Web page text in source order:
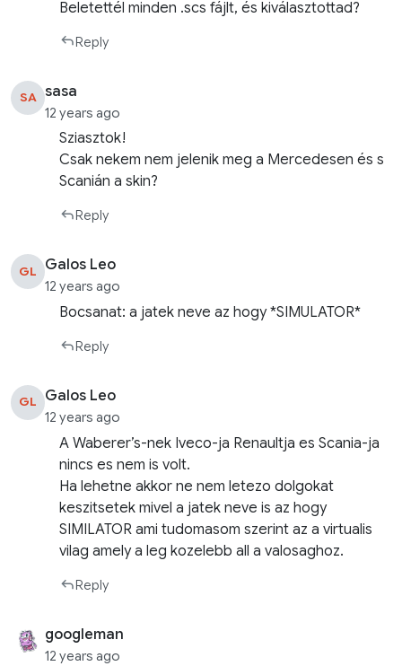
Beletettél minden .scs fájlt, és kiválasztottad?
Reply
SA sasa
12 years ago
Sziasztok!
Csak nekem nem jelenik meg a Mercedesen és s
Scanián a skin?
Reply
GL Galos Leo
12 years ago
Bocsanat: a jatek neve az hogy *SIMULATOR*
Reply
GL Galos Leo
12 years ago
A Waberer’s-nek Iveco-ja Renaultja es Scania-ja
nincs es nem is volt.
Ha lehetne akkor ne nem letezo dolgokat
keszitsetek mivel a jatek neve is az hogy
SIMILATOR ami tudomasom szerint az a virtualis
vilag amely a leg kozelebb all a valosaghoz.
Reply
googleman
12 years ago